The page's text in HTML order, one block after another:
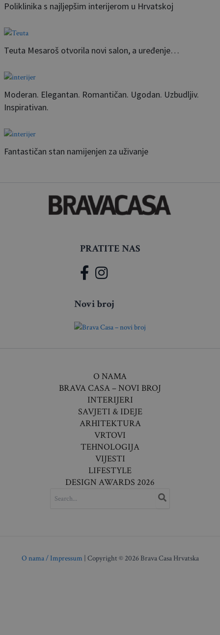
Poliklinika s najljepšim interijerom u Hrvatskoj
Teuta Mesaroš otvorila novi salon, a uređenje…
Moderan. Elegantan. Romantičan. Ugodan. Uzbudljiv.
Inspirativan.
Fantastičan stan namijenjen za uživanje
PRATITE NAS
Novi broj
O NAMA
BRAVA CASA – NOVI BROJ
INTERIJERI
SAVJETI & IDEJE
ARHITEKTURA
VRTOVI
TEHNOLOGIJA
VIJESTI
LIFESTYLE
DESIGN AWARDS 2026
FOR:
O nama / Impressum | Copyright © 2026 Brava Casa Hrvatska